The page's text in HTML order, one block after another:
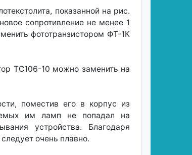
показанной на рис.
сопротивление не менее 1
фототранзистором ФТ-1К
ТС106-10 можно заменить на
поместив его в корпус из
им ламп не попадал на
устройства. Благодаря
очень плавно.